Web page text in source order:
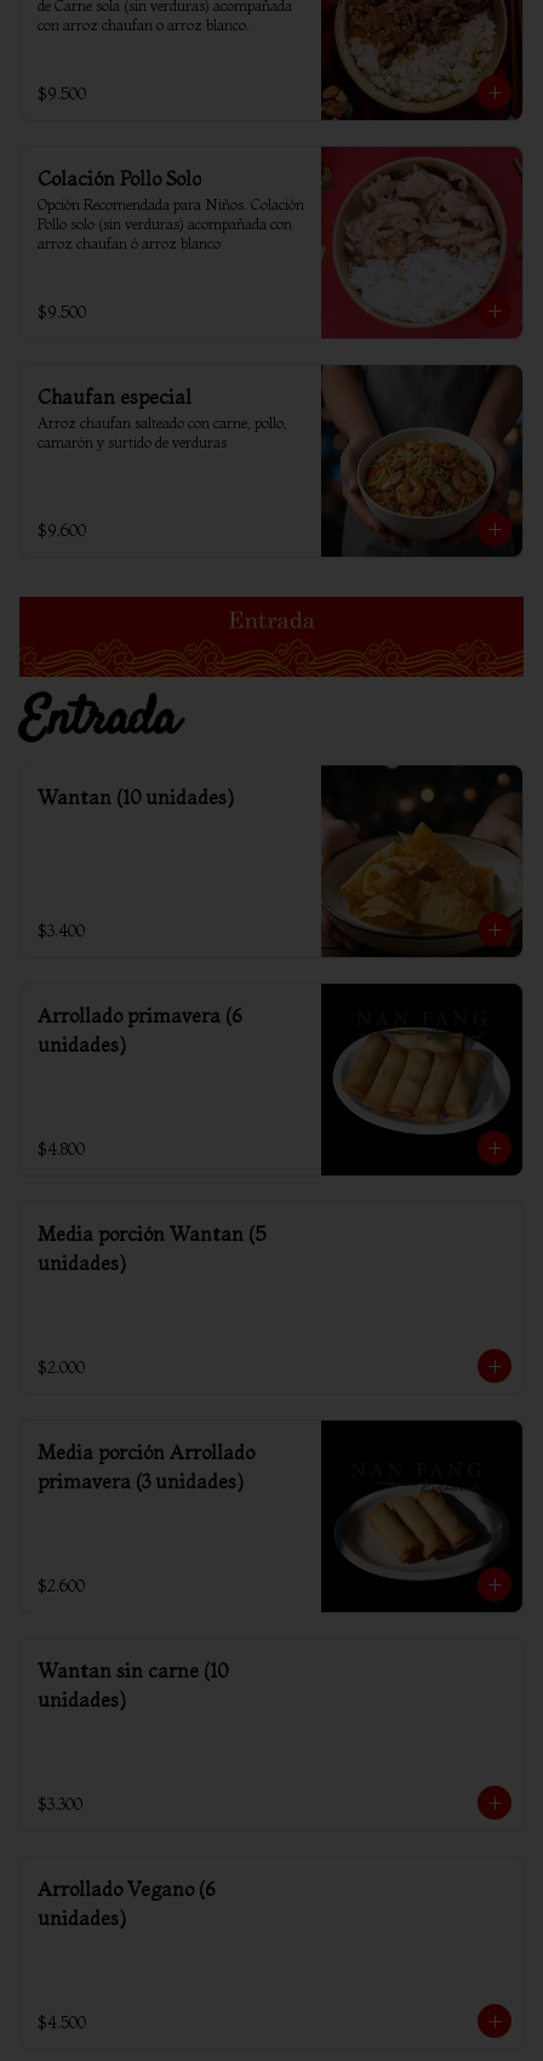
de Carne sola (sin verduras) acompañada
con arroz chaufan o arroz blanco.
$9.500
Colación Pollo Solo
Opción Recomendada para Niños. Colación
Pollo solo (sin verduras) acompañada con
arroz chaufan ó arroz blanco
$9.500
Chaufan especial
Arroz chaufan salteado con carne, pollo,
camarón y surtido de verduras
$9.600
Entrada
Wantan (10 unidades)
$3.400
Arrollado primavera (6
unidades)
$4.800
Media porción Wantan (5
unidades)
$2.000
Media porción Arrollado
primavera (3 unidades)
$2.600
Wantan sin carne (10
unidades)
$3.300
Arrollado Vegano (6
unidades)
$4.500